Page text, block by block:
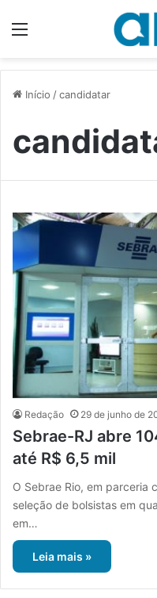
Início /candidatar
Redação 29 de junho de
Sebrae-RJ abre
até R$ 6,5 mil
O Sebrae Rio, em parceria
seleção de bolsistas em
em…
Leia mais »